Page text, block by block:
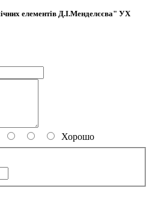
елементів Д.І.Менделєєва" УХ
Хорошо